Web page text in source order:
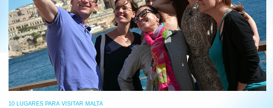
10 LUGARES PARA VISITAR MALTA